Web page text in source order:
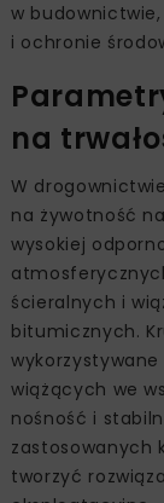
w
i ochronie
na
W
na żywotność
wysokiej
ścieralnych i
bitumicznych.
wiążących we
nośność i
zastosowanych
tworzyć